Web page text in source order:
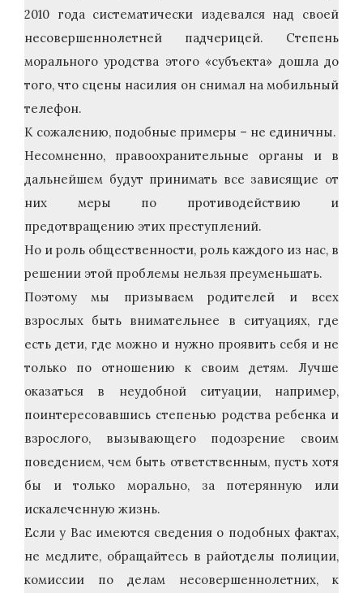
2010 года систематически издевался над своей
несовершеннолетней падчерицей. Степень
морального уродства этого «субъекта» дошла до
того, что сцены насилия он снимал на мобильный
телефон.
К сожалению, подобные примеры – не единичны.
Несомненно, правоохранительные органы и в
дальнейшем будут принимать все зависящие от
них меры по противодействию и
предотвращению этих преступлений.
Но и роль общественности, роль каждого из нас, в
решении этой проблемы нельзя преуменьшать.
Поэтому мы призываем родителей и всех
взрослых быть внимательнее в ситуациях, где
есть дети, где можно и нужно проявить себя и не
только по отношению к своим детям. Лучше
оказаться в неудобной ситуации, например,
поинтересовавшись степенью родства ребенка и
взрослого, вызывающего подозрение своим
поведением, чем быть ответственным, пусть хотя
бы и только морально, за потерянную или
искалеченную жизнь.
Если у Вас имеются сведения о подобных фактах,
не медлите, обращайтесь в райотделы полиции,
комиссии по делам несовершеннолетних, к